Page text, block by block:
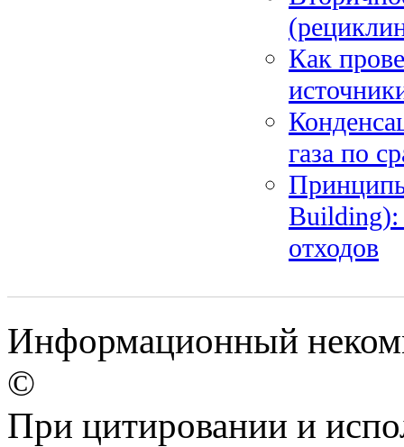
Как
газа по
Принципы
Building):
отходов
Информационный
©
При цитировании и